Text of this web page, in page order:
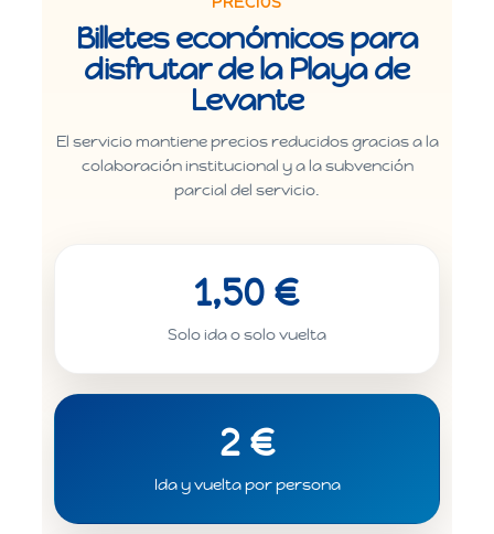
Billetes económicos para
disfrutar de la Playa de
Levante
El servicio mantiene precios reducidos gracias a la
colaboración institucional y a la subvención
parcial del servicio.
1,50 €
Solo ida o solo vuelta
2 €
Ida y vuelta por persona